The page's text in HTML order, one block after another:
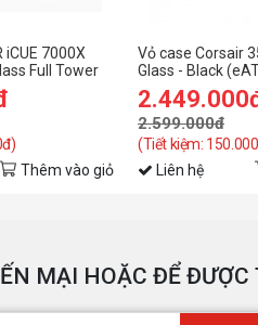
iCUE 7000X
Full Tower
Thêm vào giỏ
Vỏ case Corsair
Glass - Black
tower/Màu Đen)
2.599.000đ
(Tiết kiệm:
Liên hệ
MẠI HOẶC ĐỂ